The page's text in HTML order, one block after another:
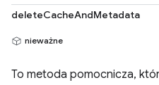
deleteCacheAndMetadata
nieważne
To metoda pomocnicza,